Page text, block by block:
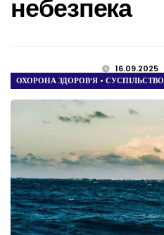
небезпека
16.09.2025
ОХОРОНА ЗДОРОВ’Я • СУСПІЛЬСТВО